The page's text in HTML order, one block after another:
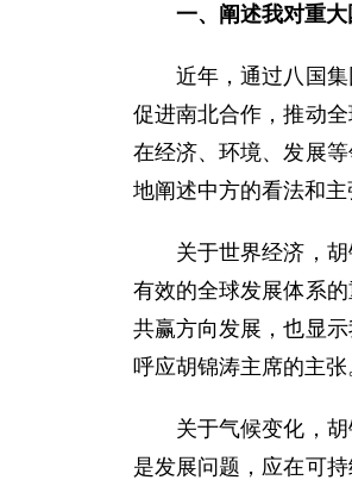
一、阐述我对重大
近年，通过八国集团
促进南北合作，推动
在经济、环境、发展
地阐述中方的看法和
关于世界经济，胡锦
有效的全球发展体系
共赢方向发展，也显
呼应胡锦涛主席的主张
关于气候变化，胡锦
是发展问题，应在可